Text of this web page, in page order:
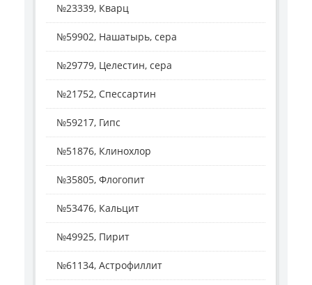
№23339, Кварц
№59902, Нашатырь, сера
№29779, Целестин, сера
№21752, Спессартин
№59217, Гипс
№51876, Клинохлор
№35805, Флогопит
№53476, Кальцит
№49925, Пирит
№61134, Астрофиллит